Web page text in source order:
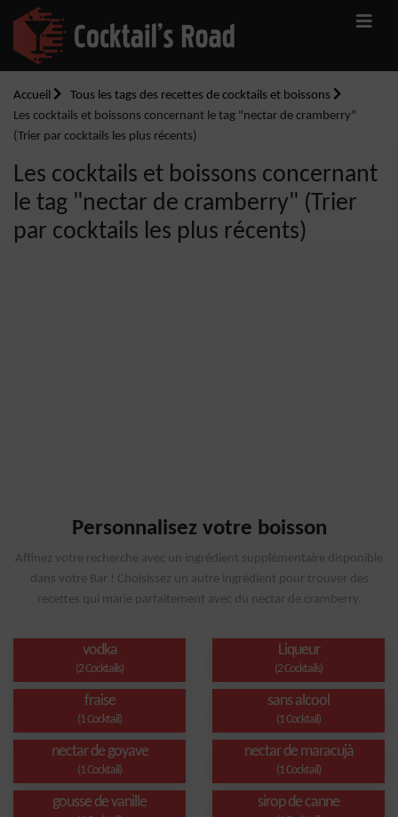
Accueil
Tous les tags des recettes de cocktails et boissons
Les cocktails et boissons concernant le tag "nectar de cramberry"
(Trier par cocktails les plus récents)
Les cocktails et boissons concernant
le tag "nectar de cramberry" (Trier
par cocktails les plus récents)
Personnalisez votre boisson
Affinez votre recherche avec un ingrédient supplémentaire disponible
dans votre Bar ! Choisissez un autre ingrédient pour trouver des
recettes qui marie parfaitement avec du nectar de cramberry.
vodka
(2 Cocktails)
Liqueur
(2 Cocktails)
fraise
(1 Cocktail)
sans alcool
(1 Cocktail)
nectar de goyave
(1 Cocktail)
nectar de maracujà
(1 Cocktail)
gousse de vanille sirop de canne